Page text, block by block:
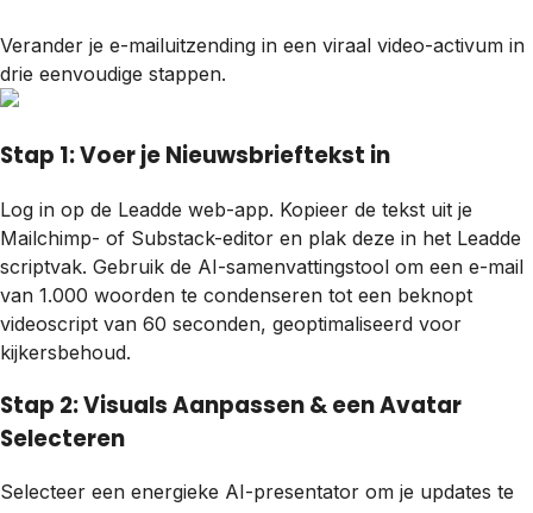
Verander je e-mailuitzending in een viraal video-activum in
drie eenvoudige stappen.
Stap 1: Voer je Nieuwsbrieftekst in
Log in op de Leadde web-app. Kopieer de tekst uit je
Mailchimp- of Substack-editor en plak deze in het Leadde
scriptvak. Gebruik de AI-samenvattingstool om een e-mail
van 1.000 woorden te condenseren tot een beknopt
videoscript van 60 seconden, geoptimaliseerd voor
kijkersbehoud.
Stap 2: Visuals Aanpassen & een Avatar
Selecteren
Selecteer een energieke AI-presentator om je updates te